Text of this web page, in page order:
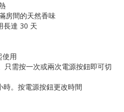
房間的天然香味
長達 30 天
使用
只需按一次或兩次電源按鈕即可切
。按電源按鈕更改時間